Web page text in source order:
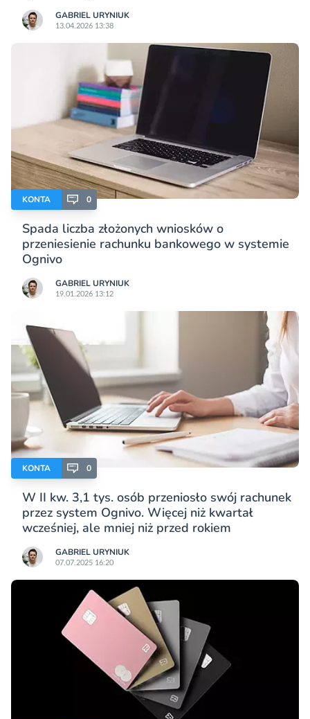
GABRIEL URYNIUK
13.04.2026 13:38
KONTA 0
Spada liczba złożonych wniosków o
przeniesienie rachunku bankowego w systemie
Ognivo
GABRIEL URYNIUK
19.01.2026 13:12
KONTA 0
W II kw. 3,1 tys. osób przeniosło swój rachunek
przez system Ognivo. Więcej niż kwartał
wcześniej, ale mniej niż przed rokiem
GABRIEL URYNIUK
07.07.2025 16:20